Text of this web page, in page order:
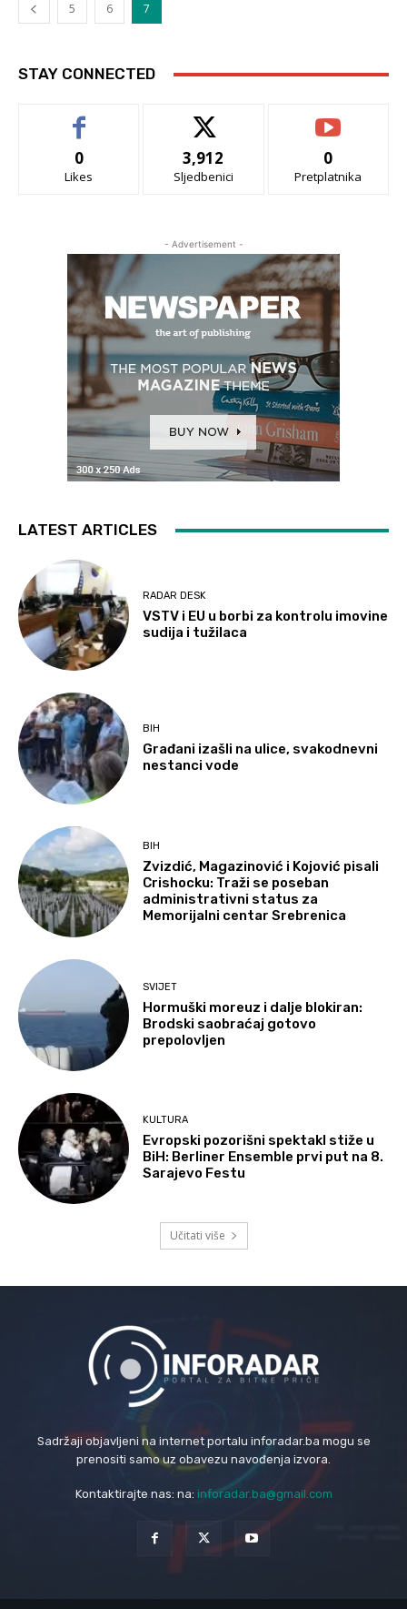
5 6 7
STAY CONNECTED
0
Likes
3,912
Sljedbenici
0
Pretplatnika
- Advertisement -
LATEST ARTICLES
RADAR DESK
VSTV i EU u borbi za kontrolu imovine
sudija i tužilaca
BIH
Građani izašli na ulice, svakodnevni
nestanci vode
BIH
Zvizdić, Magazinović i Kojović pisali
Crishocku: Traži se poseban
administrativni status za
Memorijalni centar Srebrenica
SVIJET
Hormuški moreuz i dalje blokiran:
Brodski saobraćaj gotovo
prepolovljen
KULTURA
Evropski pozorišni spektakl stiže u
BiH: Berliner Ensemble prvi put na 8.
Sarajevo Festu
Učitati više
Sadržaji objavljeni na internet portalu inforadar.ba mogu se
prenositi samo uz obavezu navođenja izvora.
Kontaktirajte nas: na: inforadar.ba@gmail.com